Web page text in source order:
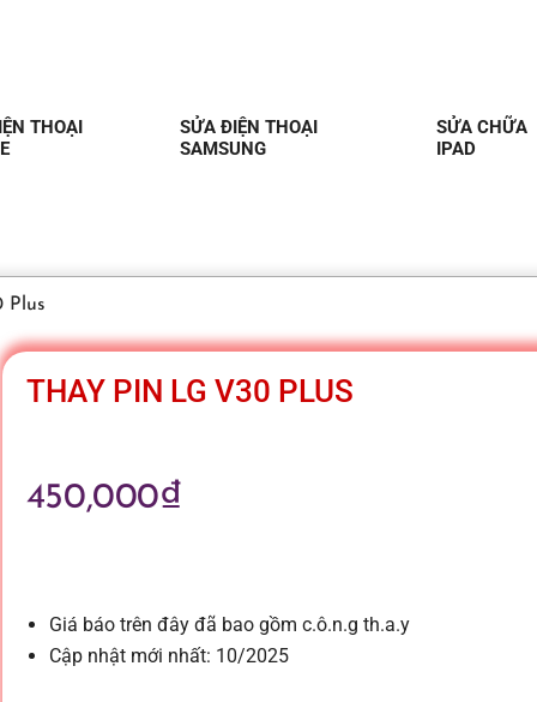
THOẠI
SỬA ĐIỆN THOẠI
SAMSUNG
SỬA CHỮA
IPAD
Plus
THAY PIN LG V30 PLUS
450,000₫
Giá báo trên đây đã bao gồm c.ô.n.g th.a.y
Cập nhật mới nhất: 10/2025